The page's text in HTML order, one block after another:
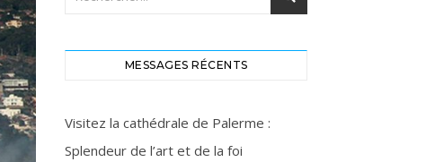
MESSAGES RÉCENTS
Visitez la cathédrale de Palerme :
Splendeur de l’art et de la foi